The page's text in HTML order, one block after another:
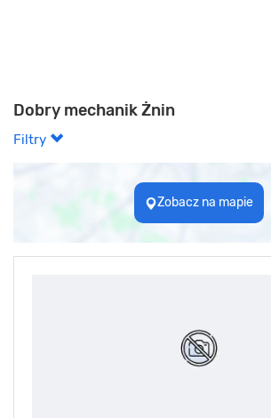
Dobry mechanik Żnin
Filtry
Zobacz na mapie